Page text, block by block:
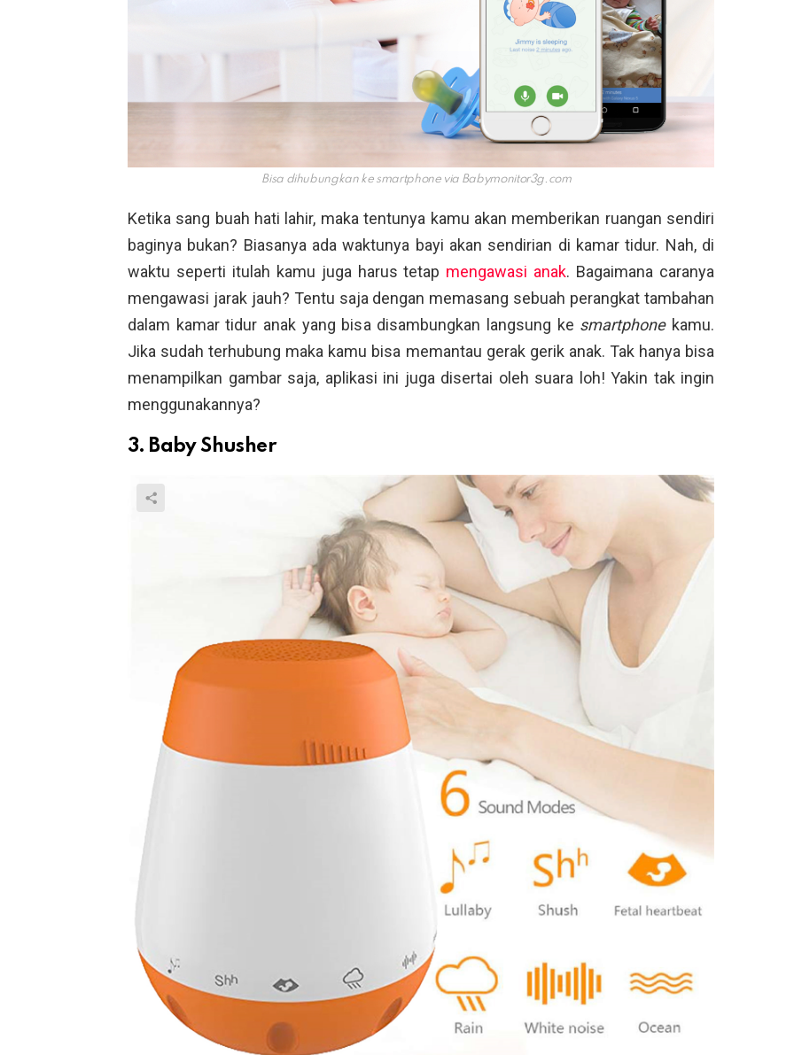
Bisa dihubungkan ke smartphone via Babymonitor3g.com
Ketika sang buah hati lahir, maka tentunya kamu akan memberikan ruangan sendiri
baginya bukan? Biasanya ada waktunya bayi akan sendirian di kamar tidur. Nah, di
waktu seperti itulah kamu juga harus tetap mengawasi anak. Bagaimana caranya
mengawasi jarak jauh? Tentu saja dengan memasang sebuah perangkat tambahan
dalam kamar tidur anak yang bisa disambungkan langsung ke smartphone kamu.
Jika sudah terhubung maka kamu bisa memantau gerak gerik anak. Tak hanya bisa
menampilkan gambar saja, aplikasi ini juga disertai oleh suara loh! Yakin tak ingin
menggunakannya?
3. Baby Shusher